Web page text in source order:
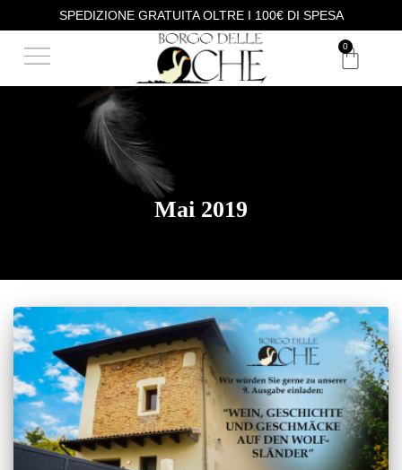
SPEDIZIONE GRATUITA OLTRE I 100€ DI SPESA
0
Mai 2019